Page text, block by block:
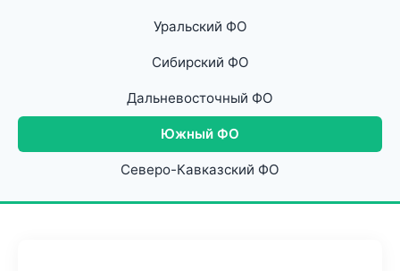
Уральский ФО
Сибирский ФО
Дальневосточный ФО
Южный ФО
Северо-Кавказский ФО